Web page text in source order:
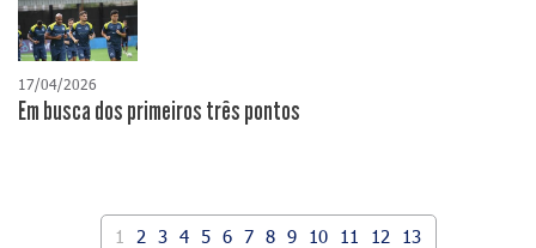
17/04/2026
​Em busca dos primeiros três pontos
1 2 3 4 5 6 7 8 9 10 11 12
13